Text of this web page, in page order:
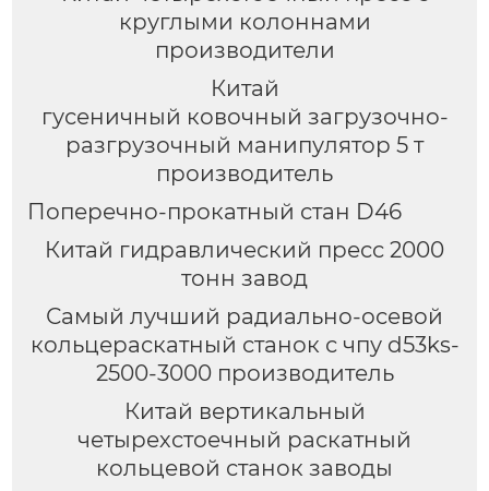
круглыми колоннами
производители
Китай
гусеничный ковочный загрузочно-
разгрузочный манипулятор 5 т
производитель
Поперечно-прокатный стан D46
Китай гидравлический пресс 2000
тонн завод
Самый лучший радиально-осевой
кольцераскатный станок с чпу d53ks-
2500-3000 производитель
Китай вертикальный
четырехстоечный раскатный
кольцевой станок заводы